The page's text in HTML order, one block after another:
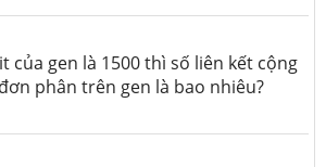
của gen là 1500 thì số liên kết cộng
phân trên gen là bao nhiêu?